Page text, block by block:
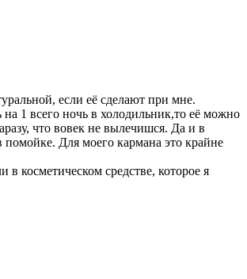
если её сделают при мне.
1 всего ночь в холодильник,то её можно
что вовек не вылечишся. Да и в
помойке. Для моего кармана это крайне
косметическом средстве, которое я